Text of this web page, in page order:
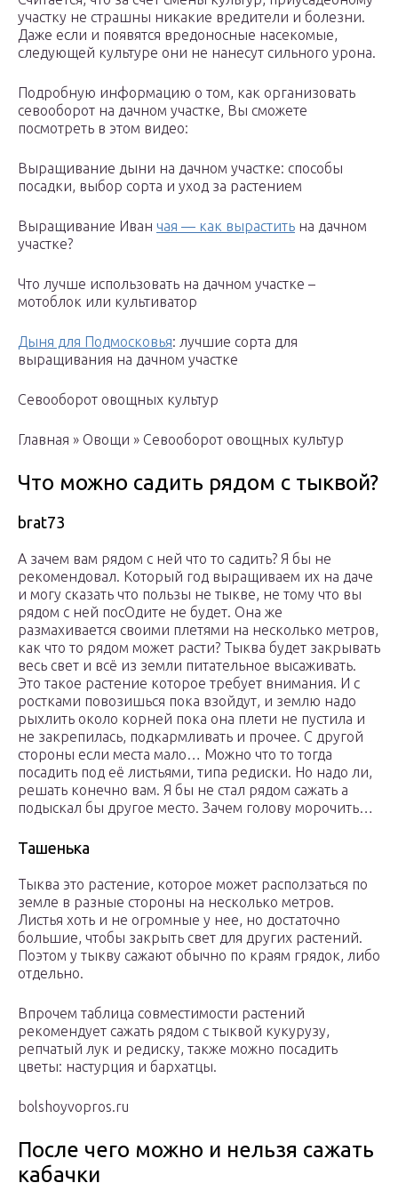
участку не страшны никакие вредители и болезни.
Даже если и появятся вредоносные насекомые,
следующей культуре они не нанесут сильного урона.
Подробную информацию о том, как организовать
севооборот на дачном участке, Вы сможете
посмотреть в этом видео:
Выращивание дыни на дачном участке: способы
посадки, выбор сорта и уход за растением
Выращивание Иван чая — как вырастить на дачном
участке?
Что лучше использовать на дачном участке –
мотоблок или культиватор
Дыня для Подмосковья: лучшие сорта для
выращивания на дачном участке
Севооборот овощных культур
Главная » Овощи » Севооборот овощных культур
Что можно садить рядом с тыквой?
brat73
А зачем вам рядом с ней что то садить? Я бы не
рекомендовал. Который год выращиваем их на даче
и могу сказать что пользы не тыкве, не тому что вы
рядом с ней посОдите не будет. Она же
размахивается своими плетями на несколько метров,
как что то рядом может расти? Тыква будет закрывать
весь свет и всё из земли питательное высаживать.
Это такое растение которое требует внимания. И с
ростками повозишься пока взойдут, и землю надо
рыхлить около корней пока она плети не пустила и
не закрепилась, подкармливать и прочее. С другой
стороны если места мало… Можно что то тогда
посадить под её листьями, типа редиски. Но надо ли,
решать конечно вам. Я бы не стал рядом сажать а
подыскал бы другое место. Зачем голову морочить…
Ташенька
Тыква это растение, которое может расползаться по
земле в разные стороны на несколько метров.
Листья хоть и не огромные у нее, но достаточно
большие, чтобы закрыть свет для других растений.
Поэтом у тыкву сажают обычно по краям грядок, либо
отдельно.
Впрочем таблица совместимости растений
рекомендует сажать рядом с тыквой кукурузу,
репчатый лук и редиску, также можно посадить
цветы: настурция и бархатцы.
bolshoyvopros.ru
После чего можно и нельзя сажать
кабачки